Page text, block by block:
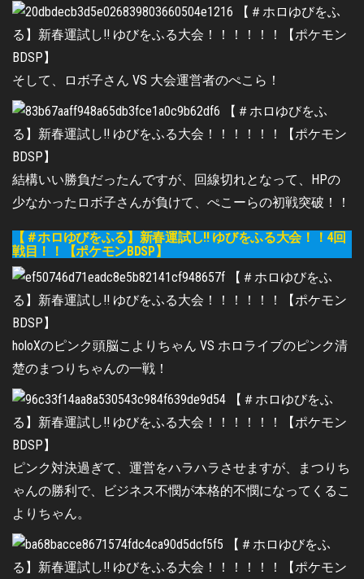
そして、ロボ子さん VS 大会運営者のぺこら！
結構いい勝負だったんですが、回線切れとなって、HPの
少なかったロボ子さんが負けて、ぺこーらの初戦突破！！
【＃ホロゆびをふる】新春運試し!! ゆびをふる大会！！4回
戦目！！【ポケモンBDSP】
holoXのピンク頭脳こよりちゃん VS ホロライブのピンク清
楚のまつりちゃんの一戦！
ピンク対決過ぎて、運営をハラハラさせますが、まつりち
ゃんの勝利で、ビジネス不憫が本格的不憫になってくるこ
よりちゃん。